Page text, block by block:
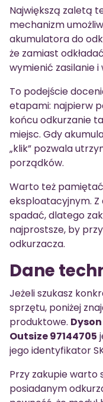
Największą zaletą
mechanizm
akumulatora do
że zamiast
wymienić zasilanie
To podejście
etapami: najpierw
końcu odkurzanie
miejsc. Gdy
„klik” pozwala
porządków.
Warto też
eksploatacyjnym. Z
spadać, dlatego
najprostsze, by
odkurzacza.
Dane
Jeżeli szukasz
sprzętu, poniżej
produktowe.
Outsize 97144705
jego identyfikator
Przy zakupie warto
posiadanym